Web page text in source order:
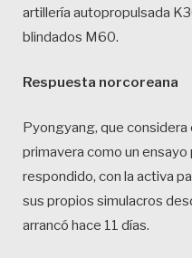
artillería autopropulsada
blindados M60.
Respuesta norcoreana
Pyongyang, que
primavera como un ensayo
respondido, con la activa
sus propios simulacros
arrancó hace 11 días.